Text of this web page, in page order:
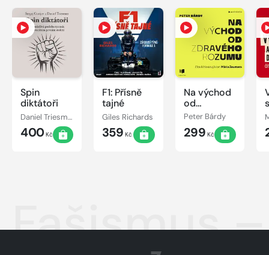
Spin
diktátoři
Daniel Triesman, Sergej Gurijev
400Kč
F1: Přísně
tajné
Giles Richards
359 Kč
Na východ
od
zdravého
rozumu
Peter Bárdy
299 Kč
Fašismus